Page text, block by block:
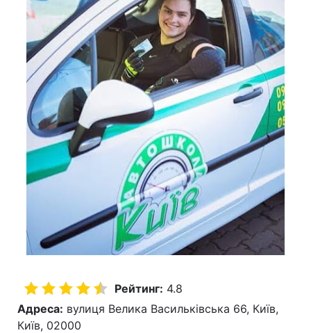
Рейтинг: 4.8
Адреса: вулиця Велика Васильківська 66, Київ,
Київ, 02000